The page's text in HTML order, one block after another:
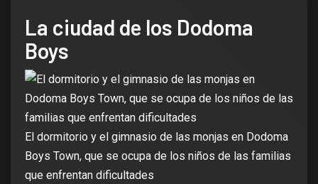
La ciudad de los Dodoma
Boys
El dormitorio y el gimnasio de las monjas en Dodoma
Boys Town, que se ocupa de los niños de las familias
que enfrentan dificultades